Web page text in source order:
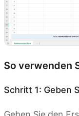
So verwenden
Schritt 1: Geben